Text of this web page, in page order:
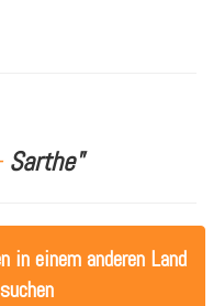
Sarthe"
in einem anderen Land